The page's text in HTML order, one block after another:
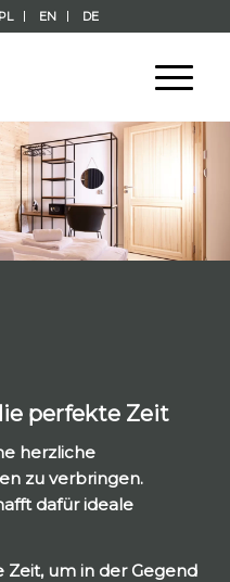
PL EN DE
perfekte Zeit
herzliche
zu verbringen.
dafür ideale
um in der Gegend